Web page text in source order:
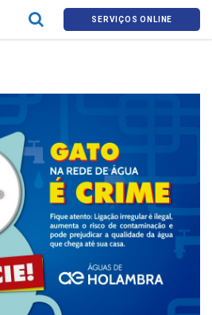
SERVIÇOS ONLINE